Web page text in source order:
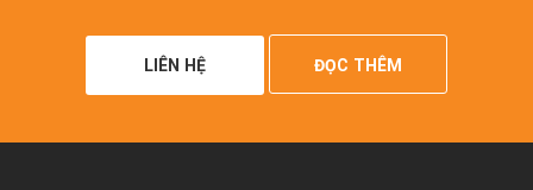
LIÊN HỆ ĐỌC THÊM